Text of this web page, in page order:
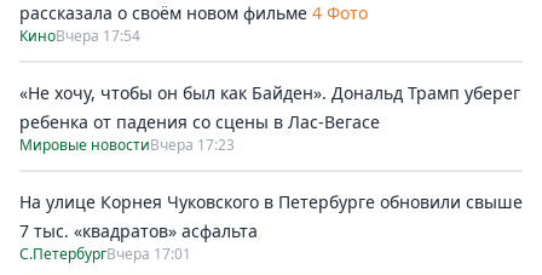
рассказала о своём новом фильме 4 Фото
КиноВчера 17:54
«Не хочу, чтобы он был как Байден». Дональд Трамп уберег
ребенка от падения со сцены в Лас-Вегасе
Мировые новостиВчера 17:23
На улице Корнея Чуковского в Петербурге обновили свыше
7 тыс. «квадратов» асфальта
С.ПетербургВчера 17:01